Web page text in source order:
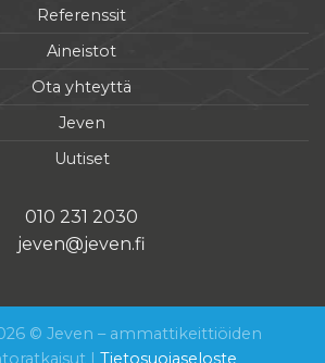
Referenssit
Aineistot
Ota yhteyttä
Jeven
Uutiset
010 231 2030
jeven@jeven.fi
© Jeven – ammattikeittiöiden
| Tietosuojaseloste